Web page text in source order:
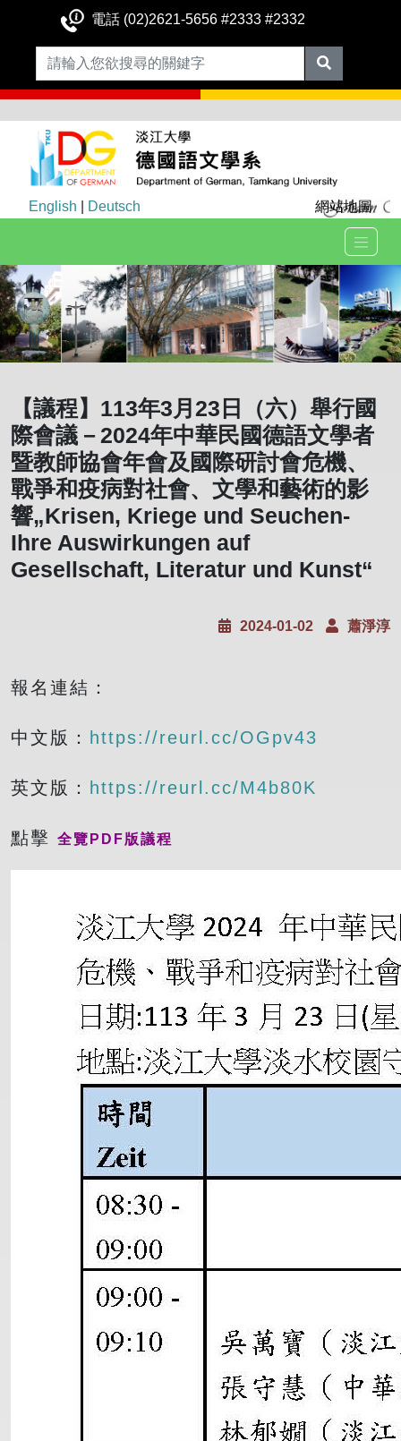
電話 (02)2621-5656 #2333 #2332
English Deutsch 網站地圖
【議程】113年3月23日（六）舉行國
際會議－2024年中華民國德語文學者
暨教師協會年會及國際研討會危機、
戰爭和疫病對社會、文學和藝術的影
響„Krisen, Kriege und Seuchen-
Ihre Auswirkungen auf
Gesellschaft, Literatur und Kunst“
2024-01-02 蕭淨淳
報名連結：
中文版： https://reurl.cc/OGpv43
英文版： https://reurl.cc/M4b80K
點擊 全覽PDF版議程